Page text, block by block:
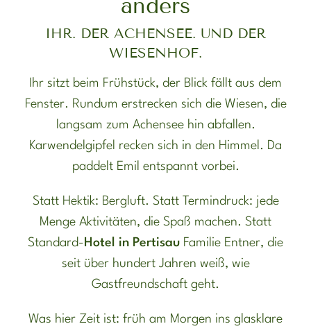
anders
IHR. DER ACHENSEE. UND DER
WIESENHOF.
Ihr sitzt beim Frühstück, der Blick fällt aus dem
Fenster. Rundum erstrecken sich die Wiesen, die
langsam zum Achensee hin abfallen.
Karwendelgipfel recken sich in den Himmel. Da
paddelt Emil entspannt vorbei.
Statt Hektik: Bergluft. Statt Termindruck: jede
Menge Aktivitäten, die Spaß machen. Statt
Standard- Hotel in Pertisau Familie Entner, die
seit über hundert Jahren weiß, wie
Gastfreundschaft geht.
Was hier Zeit ist: früh am Morgen ins glasklare